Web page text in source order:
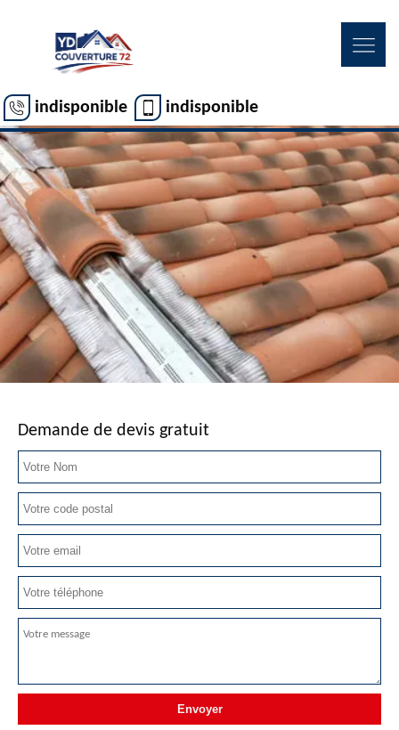
indisponible indisponible
Demande de devis gratuit